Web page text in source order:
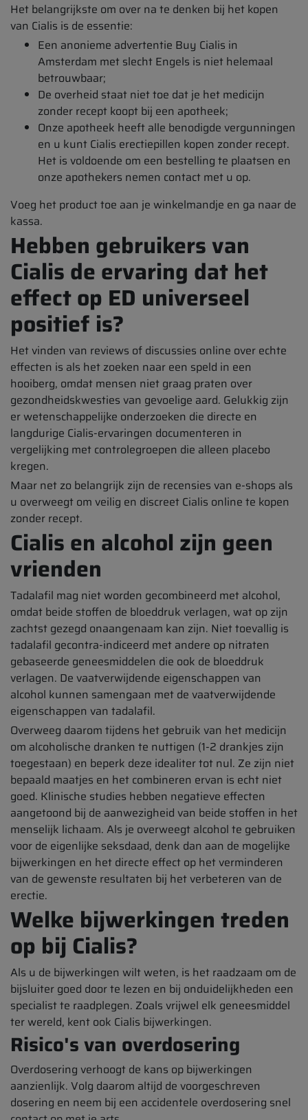
Het belangrijkste om over na te denken bij het kopen
van Cialis is de essentie:
Een anonieme advertentie Buy Cialis in
Amsterdam met slecht Engels is niet helemaal
betrouwbaar;
De overheid staat niet toe dat je het medicijn
zonder recept koopt bij een apotheek;
Onze apotheek heeft alle benodigde vergunningen
en u kunt Cialis erectiepillen kopen zonder recept.
Het is voldoende om een bestelling te plaatsen en
onze apothekers nemen contact met u op.
Voeg het product toe aan je winkelmandje en ga naar de
kassa.
Hebben gebruikers van
Cialis de ervaring dat het
effect op ED universeel
positief is?
Het vinden van reviews of discussies online over echte
effecten is als het zoeken naar een speld in een
hooiberg, omdat mensen niet graag praten over
gezondheidskwesties van gevoelige aard. Gelukkig zijn
er wetenschappelijke onderzoeken die directe en
langdurige Cialis-ervaringen documenteren in
vergelijking met controlegroepen die alleen placebo
kregen.
Maar net zo belangrijk zijn de recensies van e-shops als
u overweegt om veilig en discreet Cialis online te kopen
zonder recept.
Cialis en alcohol zijn geen
vrienden
Tadalafil mag niet worden gecombineerd met alcohol,
omdat beide stoffen de bloeddruk verlagen, wat op zijn
zachtst gezegd onaangenaam kan zijn. Niet toevallig is
tadalafil gecontra-indiceerd met andere op nitraten
gebaseerde geneesmiddelen die ook de bloeddruk
verlagen. De vaatverwijdende eigenschappen van
alcohol kunnen samengaan met de vaatverwijdende
eigenschappen van tadalafil.
Overweeg daarom tijdens het gebruik van het medicijn
om alcoholische dranken te nuttigen (1-2 drankjes zijn
toegestaan) en beperk deze idealiter tot nul. Ze zijn niet
bepaald maatjes en het combineren ervan is echt niet
goed. Klinische studies hebben negatieve effecten
aangetoond bij de aanwezigheid van beide stoffen in het
menselijk lichaam. Als je overweegt alcohol te gebruiken
voor de eigenlijke seksdaad, denk dan aan de mogelijke
bijwerkingen en het directe effect op het verminderen
van de gewenste resultaten bij het verbeteren van de
erectie.
Welke bijwerkingen treden
op bij Cialis?
Als u de bijwerkingen wilt weten, is het raadzaam om de
bijsluiter goed door te lezen en bij onduidelijkheden een
specialist te raadplegen. Zoals vrijwel elk geneesmiddel
ter wereld, kent ook Cialis bijwerkingen.
Risico's van overdosering
Overdosering verhoogt de kans op bijwerkingen
aanzienlijk. Volg daarom altijd de voorgeschreven
dosering en neem bij een accidentele overdosering snel